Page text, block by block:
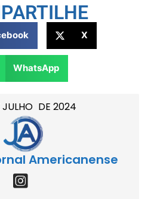
JULHO DE 2024
Americanense
X
WhatsApp